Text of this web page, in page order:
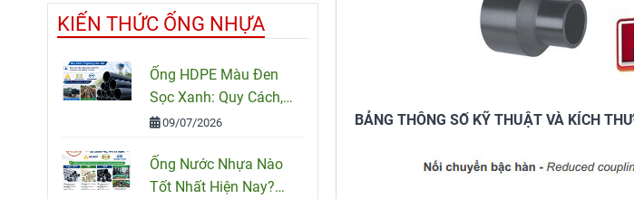
BẢNG THÔNG SỐ KỸ THUẬT VÀ KÍCH
KIẾN THỨC ỐNG NHỰA
Ống HDPE Màu Đen
Sọc Xanh: Quy Cách,
Ứng Dụng Và Cách
09/07/2026
Ống Nước Nhựa Nào
Tốt Nhất Hiện Nay?